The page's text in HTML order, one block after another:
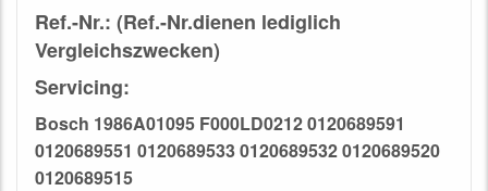
Ref.-Nr.: (Ref.-Nr.dienen lediglich
Vergleichszwecken)
Servicing:
Bosch 1986A01095 F000LD0212 0120689591
0120689551 0120689533 0120689532 0120689520
0120689515